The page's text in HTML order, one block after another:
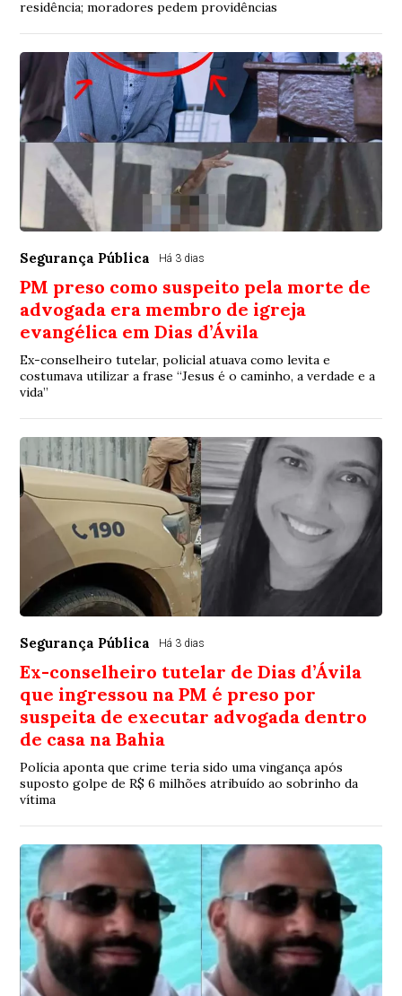
residência; moradores pedem providências
Segurança Pública Há 3 dias
PM preso como suspeito pela morte de
advogada era membro de igreja
evangélica em Dias d’Ávila
Ex-conselheiro tutelar, policial atuava como levita e
costumava utilizar a frase “Jesus é o caminho, a verdade e a
vida”
Segurança Pública Há 3 dias
Ex-conselheiro tutelar de Dias d’Ávila
que ingressou na PM é preso por
suspeita de executar advogada dentro
de casa na Bahia
Polícia aponta que crime teria sido uma vingança após
suposto golpe de R$ 6 milhões atribuído ao sobrinho da
vítima